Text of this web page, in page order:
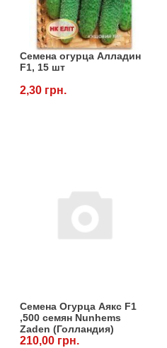
Семена огурца Алладин
F1, 15 шт
2,30 грн.
Семена Огурца Аякс F1
,500 семян Nunhems
Zaden (Голландия)
210,00 грн.